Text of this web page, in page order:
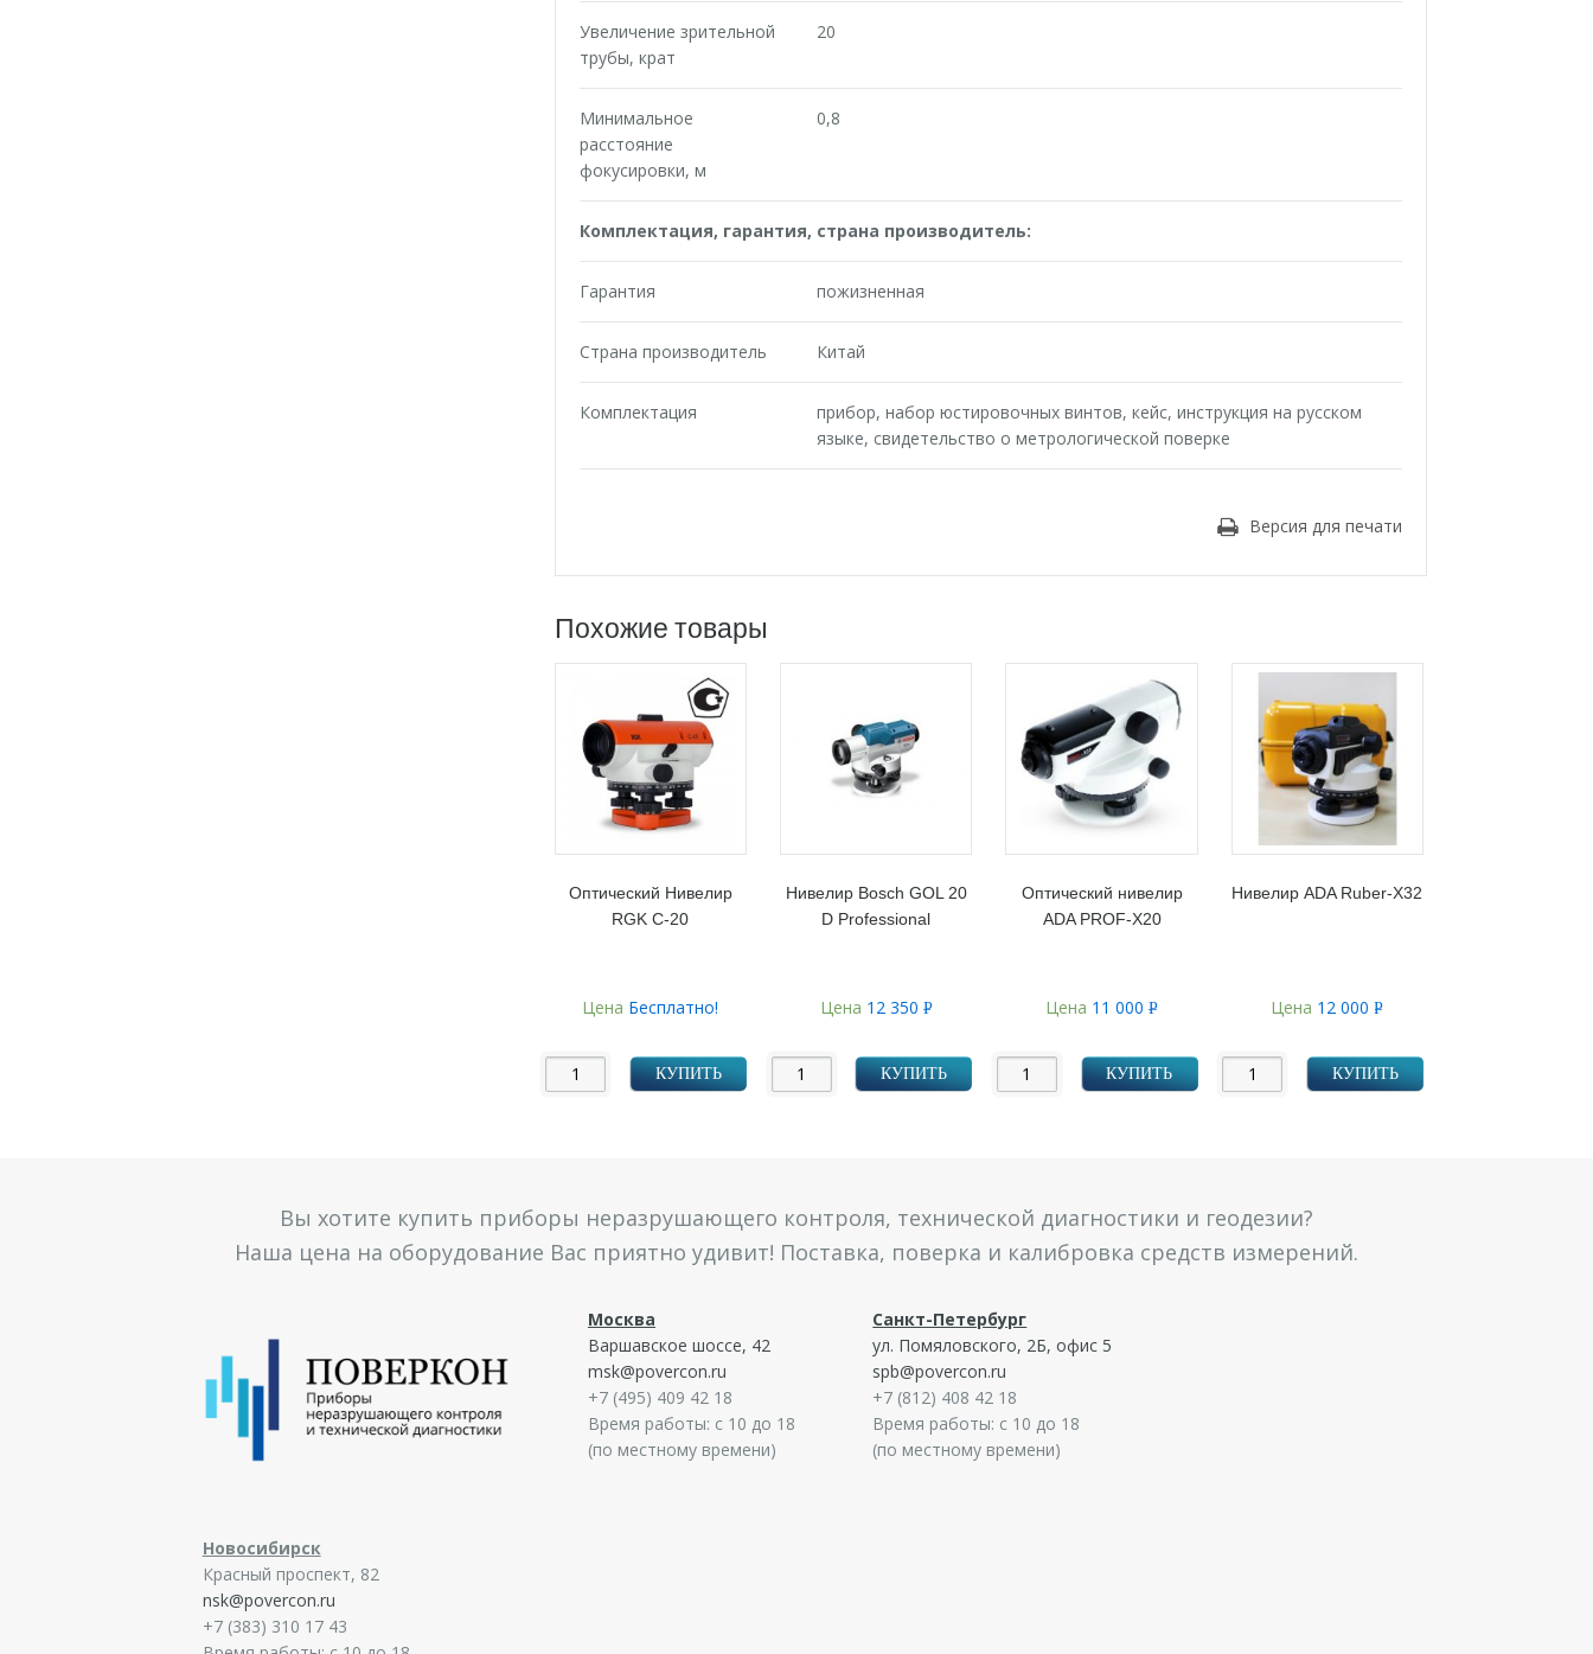
Увеличение зрительной
трубы, крат
20
Минимальное
расстояние
фокусировки, м
0,8
Комплектация, гарантия, страна производитель:
Гарантия пожизненная
Страна производитель Китай
Комплектация
прибор, набор юстировочных винтов, кейс, инструкция на русском
языке, свидетельство о метрологической поверке
Версия для печати
Похожие товары
Оптический Нивелир
RGK C-20
Цена Бесплатно!
КУПИТЬ
Нивелир Bosch GOL 20
D Professional
Цена 12 350 Р
КУПИТЬ
Оптический нивелир
ADA PROF-X20
Цена 11 000Р
КУПИТЬ
Нивелир ADA Ruber-Х32
Цена 12 000Р
КУПИТЬ
Вы хотите купить приборы неразрушающего контроля, технической диагностики и геодезии?
Наша цена на оборудование Вас приятно удивит! Поставка, поверка и калибровка средств измерений.
Москва
Варшавское шоссе, 42
msk@povercon.ru
+7 (495) 409 42 18
Время работы: с 10 до 18
(по местному времени)
Санкт-Петербург
ул. Помяловского, 2Б, офис 5
spb@povercon.ru
+7 (812) 408 42 18
Время работы: с 10 до 18
(по местному времени)
Новосибирск
Красный проспект, 82
nsk@povercon.ru
+7 (383) 310 17 43